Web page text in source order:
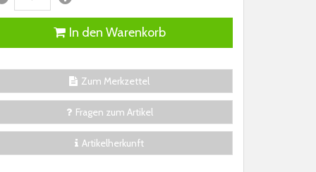
In den Warenkorb
Zum Merkzettel
Fragen zum Artikel
Artikelherkunft